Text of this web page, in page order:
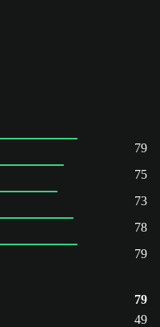
79
75
73
78
79
79
49